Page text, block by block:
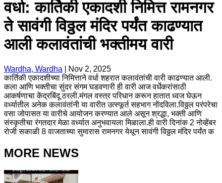
वर्धा: कार्तिकी एकादशी निमित्त रामनगर
ते सावंगी विठ्ठल मंदिर पर्यंत काढण्यात
आली कलावंतांची भक्तीमय वारी
Wardha, Wardha
Nov 2, 2025
कार्तिकी एकादशीच्या निमित्ताने वर्धा शहरात कलावंतांची वारी काढण्यात आली.
कला आणि भक्तीचा सुंदर संगम घडवणारी ही वारी आज वर्धेकरांसाठी
आकर्षणाचा केंद्रबिंदू ठरली.मंगल वस्त्र परिधान करून हातात ध्वज घेऊन
वर्ध्यातील अनेक कलावंतांनी या वारीत उत्स्फूर्त सहभाग नोंदविला.विठ्ठल परंपरेचा
वसा जोपासत या वारीचे आयोजन करण्यात आले असून श्रद्धा, भक्ती आणि
संस्कृतीचा रंगतदार मेळा वर्ध्यात अनुभवायला मिळाला.ही वारी दिनांक 2 नोव्हेंबर
रोजी सकाळी 8 वाजताच्या सुमारास रामनगर येथून सावंगी विठ्ठल मंदिर पर्यंत क
MORE NEWS